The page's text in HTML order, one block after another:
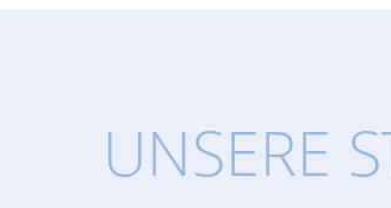
UNSERE